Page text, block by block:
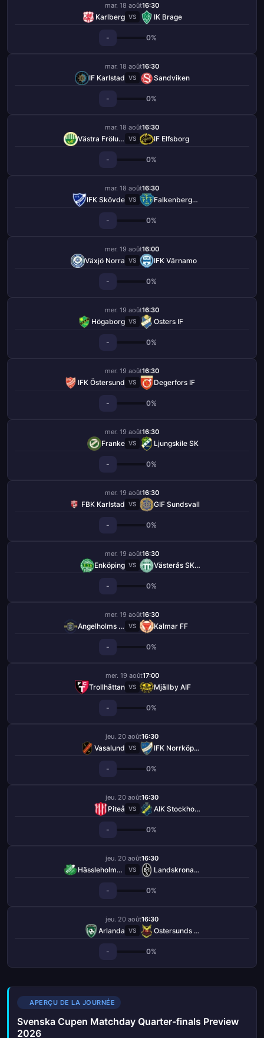
mar. 18 août16:30
Karlberg VS IK Brage
- 0%
mar. 18 août16:30
IF Karlstad VS Sandviken
- 0%
mar. 18 août16:30
Västra Frölunda VS IF Elfsborg
- 0%
mar. 18 août16:30
IFK Skövde VS Falkenbergs FF
- 0%
mer. 19 août16:00
Växjö Norra VS IFK Värnamo
- 0%
mer. 19 août16:30
Högaborg VS Osters IF
- 0%
mer. 19 août16:30
IFK Östersund VS Degerfors IF
- 0%
mer. 19 août16:30
Franke VS Ljungskile SK
- 0%
mer. 19 août16:30
FBK Karlstad VS GIF Sundsvall
- 0%
mer. 19 août16:30
Enköping VS Västerås SK FK
- 0%
mer. 19 août16:30
Angelholms FF VS Kalmar FF
- 0%
mer. 19 août17:00
Trollhättan VS Mjällby AIF
- 0%
jeu. 20 août16:30
Vasalund VS IFK Norrköping
- 0%
jeu. 20 août16:30
Piteå VS AIK Stockholm
- 0%
jeu. 20 août16:30
Hässleholms IF VS Landskrona BoIS
- 0%
jeu. 20 août16:30
Arlanda VS Ostersunds FK
- 0%
APERÇU DE LA JOURNÉE
Svenska Cupen Matchday Quarter-finals Preview
2026